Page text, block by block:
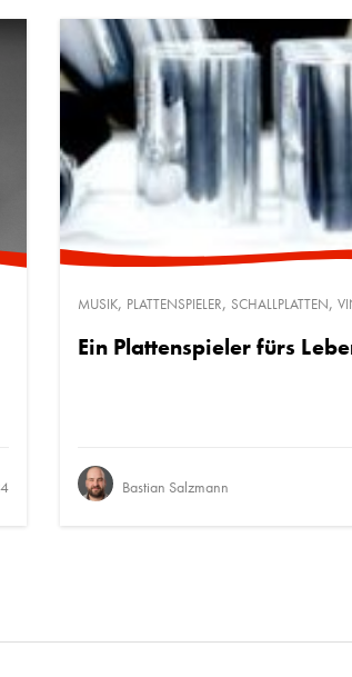
MUSIK, PLATTENSPIELER, SCHALLPLATTEN,
Ein Plattenspieler fürs
Bastian Salzmann